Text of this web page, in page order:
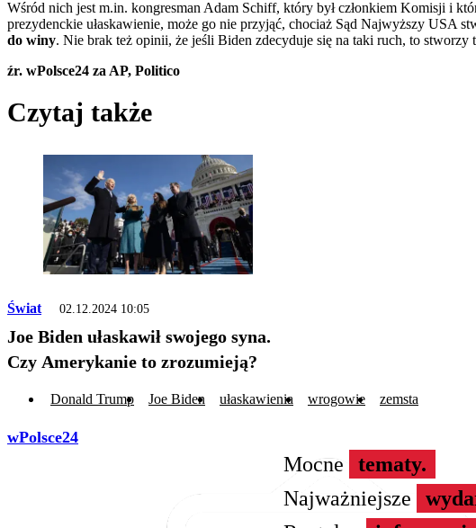
Wśród nich jest m.in. kongresman Adam Schiff, który był członkiem Komisji i
prezydenckie ułaskawienie, może go nie przyjąć, chociaż Sąd Najwyższy USA
do winy. Nie brak też opinii, że jeśli Biden zdecyduje się na taki ruch, to
źr. wPolsce24 za AP, Politico
Czytaj także
Świat 02.12.2024 10:05
Joe Biden ułaskawił swojego syna.
Czy Amerykanie to zrozumieją?
Donald Trump Joe Biden ułaskawienia wrogowie zemsta
wPolsce24
Mocne
tematy.
Najważniejsze